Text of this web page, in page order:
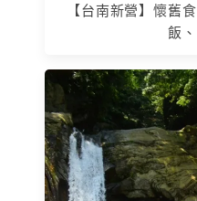
【台南新營】懷舊
飯